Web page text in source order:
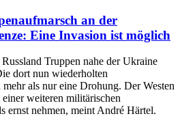
an der
Eine Invasion ist möglich
Truppen nahe der Ukraine
dort nun wiederholten
als nur eine Drohung. Der Westen
weiteren militärischen
ernst nehmen, meint André Härtel.